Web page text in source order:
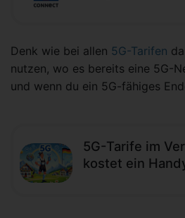
Denk wie bei allen 5G-Tarifen
nutzen, wo es bereits eine 5G-
und wenn du ein 5G-fähiges
5G-Tarife im
kostet ein